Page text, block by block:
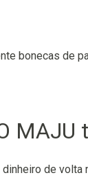
bonecas de
MAJU
de volta